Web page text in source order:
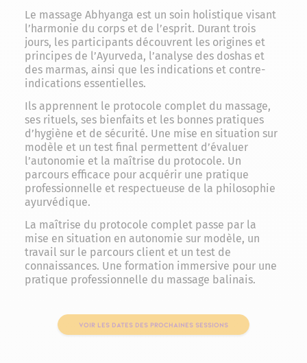
Le massage Abhyanga est un soin holistique visant
l’harmonie du corps et de l’esprit. Durant trois
jours, les participants découvrent les origines et
principes de l’Ayurveda, l’analyse des doshas et
des marmas, ainsi que les indications et contre-
indications essentielles.
Ils apprennent le protocole complet du massage,
ses rituels, ses bienfaits et les bonnes pratiques
d’hygiène et de sécurité. Une mise en situation sur
modèle et un test final permettent d’évaluer
l’autonomie et la maîtrise du protocole. Un
parcours efficace pour acquérir une pratique
professionnelle et respectueuse de la philosophie
ayurvédique.
La maîtrise du protocole complet passe par la
mise en situation en autonomie sur modèle, un
travail sur le parcours client et un test de
connaissances. Une formation immersive pour une
pratique professionnelle du massage balinais.
VOIR LES DATES DES PROCHAINES SESSIONS